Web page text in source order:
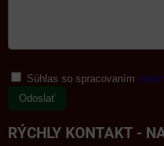
Súhlas so spracovaním
Odoslať
RÝCHLY KONTAKT -